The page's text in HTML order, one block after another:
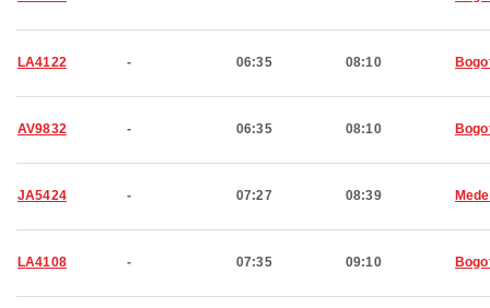
LA4122 - 06:35 08:10
AV9832 - 06:35 08:10
JA5424 - 07:27 08:39
LA4108 - 07:35 09:10